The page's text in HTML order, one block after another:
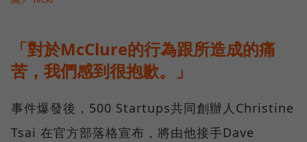
「對於McClure的行為跟所造成的痛
苦，我們感到很抱歉。」
事件爆發後，500 Startups共同創辦人Christine
Tsai 在官方部落格宣布，將由他接手Dave